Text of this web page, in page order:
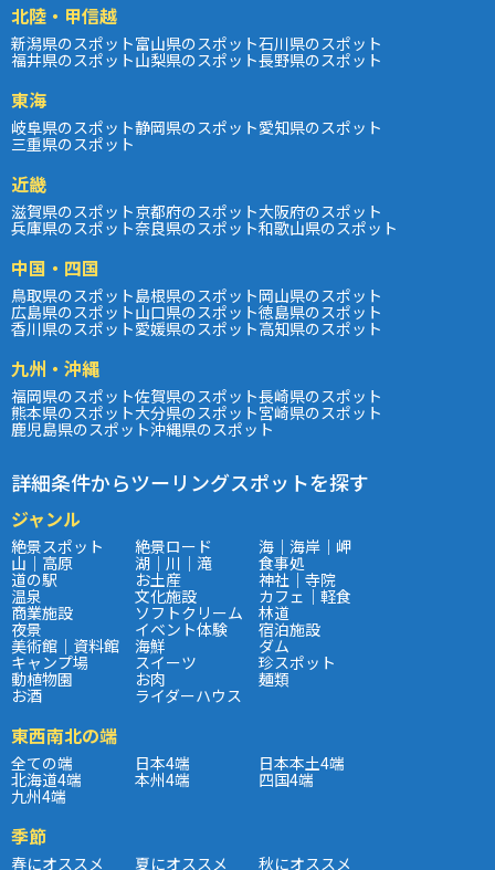
北陸・甲信越
新潟県のスポット富山県のスポット石川県のスポット
福井県のスポット山梨県のスポット長野県のスポット
東海
岐阜県のスポット静岡県のスポット愛知県のスポット
三重県のスポット
近畿
滋賀県のスポット京都府のスポット大阪府のスポット
兵庫県のスポット奈良県のスポット和歌山県のスポット
中国・四国
鳥取県のスポット島根県のスポット岡山県のスポット
広島県のスポット山口県のスポット徳島県のスポット
香川県のスポット愛媛県のスポット高知県のスポット
九州・沖縄
福岡県のスポット佐賀県のスポット長崎県のスポット
熊本県のスポット大分県のスポット宮崎県のスポット
鹿児島県のスポット沖縄県のスポット
詳細条件からツーリングスポットを探す
ジャンル
絶景スポット 絶景ロード 海｜海岸｜岬
山｜高原 湖｜川｜滝 食事処
道の駅 お土産 神社｜寺院
温泉 文化施設 カフェ｜軽食
商業施設 ソフトクリーム 林道
夜景 イベント体験 宿泊施設
美術館｜資料館 海鮮 ダム
キャンプ場 スイーツ 珍スポット
動植物園 お肉 麺類
お酒 ライダーハウス
東西南北の端
全ての端 日本4端 日本本土4端
北海道4端 本州4端 四国4端
九州4端
季節
春にオススメ 夏にオススメ 秋にオススメ